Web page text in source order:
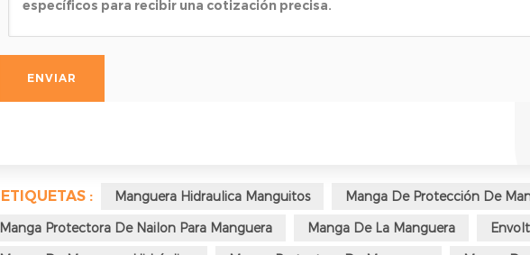
ETIQUETAS : Manguera Hidraulica Manguitos Manga De Protección De
Manga Protectora De Nailon Para Manguera Manga De La Manguera